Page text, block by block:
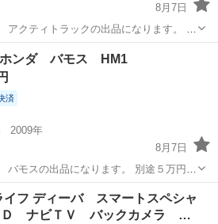
8月7日
クティトラックの出品になります。 別
す！ 多走行ですが、１１万キロ時にタ
ております。 又、5速MTなので低燃費
行...
駅 アクティ
ホンダ バモス HM1
済
2009年
8月7日
モスの出品になります。 別途５万円で
ンタークーラーターボなのでノンスト
ードなのも魅力的です‼︎ 走行距離
駅 バモス
イフ ディーバ スマートスペシャ
ナビＴＶ バックカメラ …